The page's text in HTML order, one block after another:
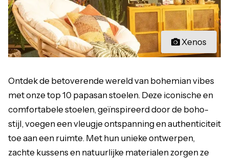
Xenos
Ontdek de betoverende wereld van bohemian vibes
met onze top 10 papasan stoelen. Deze iconische en
comfortabele stoelen, geïnspireerd door de boho-
stijl, voegen een vleugje ontspanning en authenticiteit
toe aan een ruimte. Met hun unieke ontwerpen,
zachte kussens en natuurlijke materialen zorgen ze